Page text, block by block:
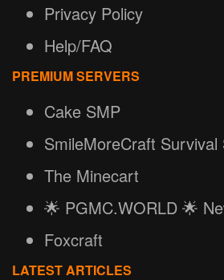
Privacy Policy
Help/FAQ
PREMIUM SERVERS
Cake SMP
SmileMoreCraft Survival
The Minecart
🌟 PGMC.WORLD 🌟
Foxcraft
LATEST ARTICLES